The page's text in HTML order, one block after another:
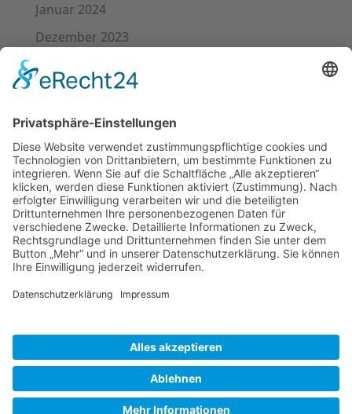
Januar 2024
Dezember 2023
November 2023
September 2023
Kategorien
Allgemein
Meta
Anmelden
Eintrags-Feed
Copyright © 2026 | All Rights Reserved.